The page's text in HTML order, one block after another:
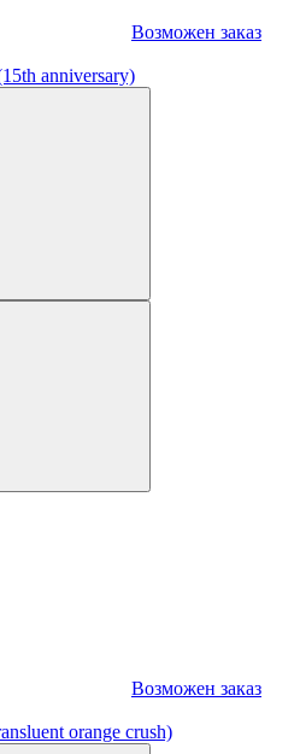
Возможен заказ
anniversary)
Возможен заказ
orange crush)